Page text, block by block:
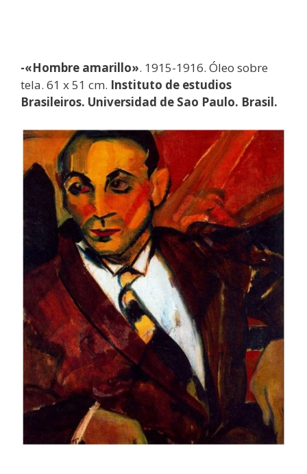
-«Hombre amarillo». 1915-1916. Óleo sobre
tela. 61 x 51 cm. Instituto de estudios
Brasileiros. Universidad de Sao Paulo. Brasil.